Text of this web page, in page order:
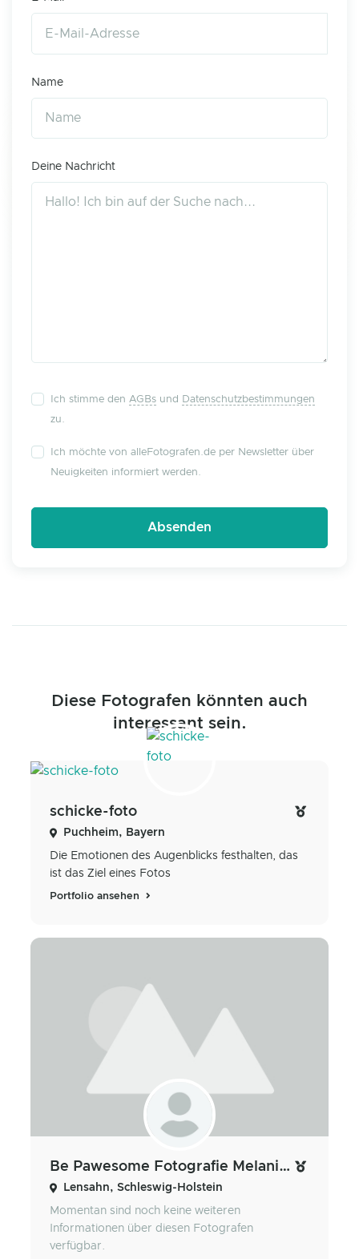
Name
Deine Nachricht
Ich stimme den AGBs und
Datenschutzbestimmungen
zu.
Ich möchte von alleFotografen.de per Newsletter über
Neuigkeiten informiert werden.
Diese Fotografen könnten auch
interessant sein.
schicke-foto
Puchheim, Bayern
Die Emotionen des Augenblicks festhalten, das
ist das Ziel eines Fotos
Portfolio ansehen
Be Pawesome Fotografie Melanie Krause
Lensahn, Schleswig-Holstein
Momentan sind noch keine weiteren
Informationen über diesen Fotografen
verfügbar.